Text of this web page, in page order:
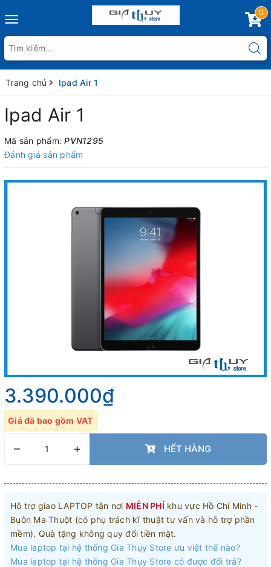
Toggle
0
Trang chủ Ipad Air 1
Ipad Air 1
Mã sản phẩm:PVN1295
Đánh giá sản phẩm
3.390.000₫
Giá đã bao gồm VAT
– + HẾT HÀNG
Hỗ trợ giao LAPTOP tận nơi MIỄN PHÍ khu vực Hồ Chí Minh -
Buôn Ma Thuột (có phụ trách kĩ thuật tư vấn và hỗ trợ phần
mềm). Quà tặng không quy đổi tiền mặt.
Mua laptop tại hệ thống Gia Thụy Store ưu việt thế nào?
Mua laptop tại hệ thống Gia Thụy Store có được đổi trả?